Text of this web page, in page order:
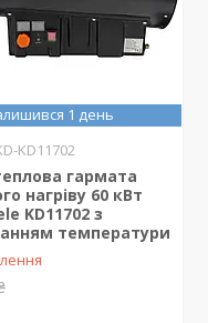
1 день
KD11702
гармата
нагріву 60 кВт
KD11702 з
температури